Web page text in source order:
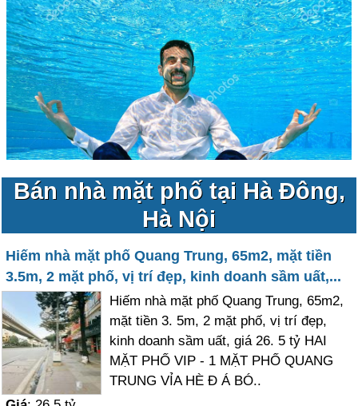
Bán nhà mặt phố tại Hà Đông,
Hà Nội
Hiếm nhà mặt phố Quang Trung, 65m2, mặt tiền
3.5m, 2 mặt phố, vị trí đẹp, kinh doanh sầm uất,...
Hiếm nhà mặt phố Quang Trung, 65m2,
mặt tiền 3. 5m, 2 mặt phố, vị trí đẹp,
kinh doanh sầm uất, giá 26. 5 tỷ HAI
MẶT PHỐ VIP - 1 MẶT PHỐ QUANG
TRUNG VỈA HÈ Đ Á BÓ..